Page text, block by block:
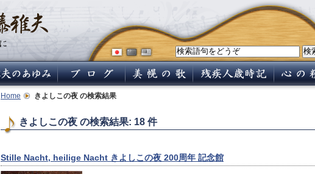
Home きよしこの夜 の検索結果
きよしこの夜 の検索結果: 18 件
Stille Nacht, heilige Nacht きよしこの夜 200周年 記念館